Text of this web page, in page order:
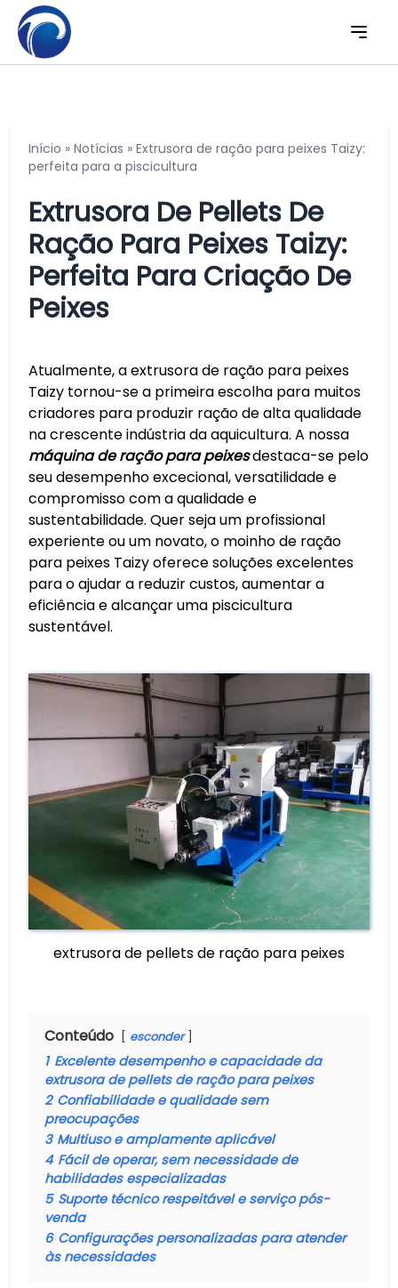
Início » Notícias » Extrusora de ração para peixes Taizy:
perfeita para a piscicultura
Extrusora De Pellets De
Ração Para Peixes Taizy:
Perfeita Para Criação De
Peixes
Atualmente, a extrusora de ração para peixes
Taizy tornou-se a primeira escolha para muitos
criadores para produzir ração de alta qualidade
na crescente indústria da aquicultura. A nossa
máquina de ração para peixesdestaca-se pelo
seu desempenho excecional, versatilidade e
compromisso com a qualidade e
sustentabilidade. Quer seja um profissional
experiente ou um novato, o moinho de ração
para peixes Taizy oferece soluções excelentes
para o ajudar a reduzir custos, aumentar a
eficiência e alcançar uma piscicultura
sustentável.
extrusora de pellets de ração para peixes
Conteúdo esconder
1 Excelente desempenho e capacidade da
extrusora de pellets de ração para peixes
2 Confiabilidade e qualidade sem
preocupações
3 Multiuso e amplamente aplicável
4 Fácil de operar, sem necessidade de
habilidades especializadas
5 Suporte técnico respeitável e serviço pós-
venda
6 Configurações personalizadas para atender
às necessidades